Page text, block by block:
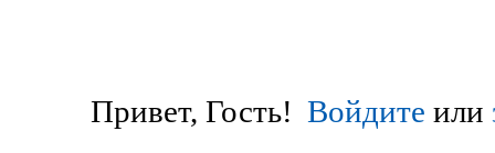
Привет, Гость! Войдите или